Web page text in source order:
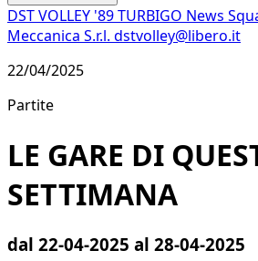
DST VOLLEY '89 TURBIGO News
Meccanica S.r.l. dstvolley@libero.it
22/04/2025
Partite
LE GARE DI
SETTIMANA
dal 22-04-2025 al 28-04-2025